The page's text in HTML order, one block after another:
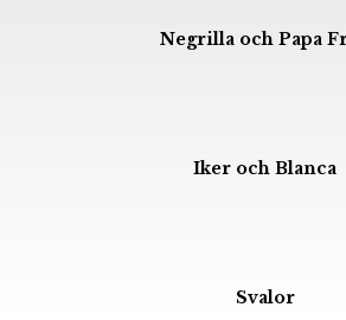
Negrilla och Papa
Iker och Blanca
Svalor